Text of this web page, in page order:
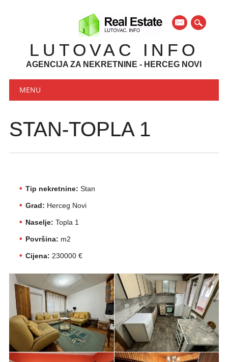
mail
LUTOVAC INFO
AGENCIJA ZA NEKRETNINE - HERCEG NOVI
Main menu
MENU
STAN-TOPLA 1
Tip nekretnine: Stan
Grad: Herceg Novi
Naselje: Topla 1
Površina: m2
Cijena: 230000 €